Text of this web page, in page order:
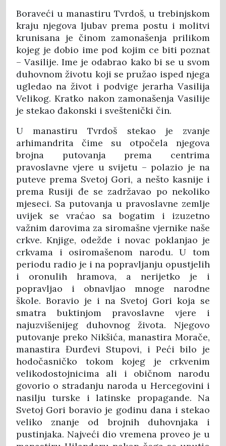
Boraveći u manastiru Tvrdoš, u trebinjskom
kraju njegova ljubav prema postu i molitvi
krunisana je činom zamonašenja prilikom
kojeg je dobio ime pod kojim ce biti poznat
– Vasilije. Ime je odabrao kako bi se u svom
duhovnom životu koji se pružao isped njega
ugledao na život i podvige jerarha Vasilija
Velikog. Kratko nakon zamonašenja Vasilije
je stekao đakonski i sveštenički čin.
U manastiru Tvrdoš stekao je zvanje
arhimandrita čime su otpočela njegova
brojna putovanja prema centrima
pravoslavne vjere u svijetu – polazio je na
puteve prema Svetoj Gori, a nešto kasnije i
prema Rusiji đe se zadržavao po nekoliko
mjeseci. Sa putovanja u pravoslavne zemlje
uvijek se vraćao sa bogatim i izuzetno
važnim darovima za siromašne vjernike naše
crkve. Knjige, odežde i novac poklanjao je
crkvama i osiromašenom narodu. U tom
periodu radio je i na popravljanju opustjelih
i oronulih hramova, a nerijetko je i
popravljao i obnavljao mnoge narodne
škole. Boravio je i na Svetoj Gori koja se
smatra buktinjom pravoslavne vjere i
najuzvišenijeg duhovnog života. Njegovo
putovanje preko Nikšića, manastira Morače,
manastira Đurđevi Stupovi, i Peći bilo je
hodočasničko tokom kojeg je crkvenim
velikodostojnicima ali i običnom narodu
govorio o stradanju naroda u Hercegovini i
nasilju turske i latinske propagande. Na
Svetoj Gori boravio je godinu dana i stekao
veliko znanje od brojnih duhovnjaka i
pustinjaka. Najveći dio vremena proveo je u